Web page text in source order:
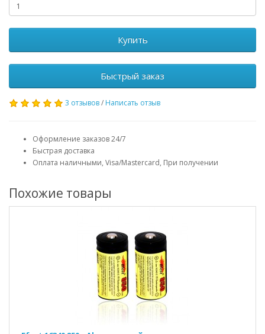
Купить
Быстрый заказ
3 отзывов/ Написать отзыв
Оформление заказов 24/7
Быстрая доставка
Оплата наличными, Visa/Mastercard, При получении
Похожие товары